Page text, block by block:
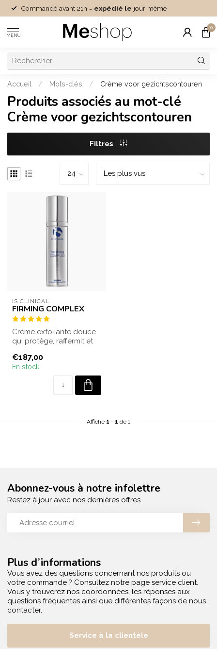
Commandé avant 21h = expédié le jour même
MENU
0
Accueil / Mots-clés / Crème voor gezichtscontouren
Produits associés au mot-clé
Crème voor gezichtscontouren
Filtres
IS CLINICAL
FIRMING COMPLEX
Crème exfoliante douce
qui protège, raffermit et
vieillisse...
€187,00
En stock
Affiche 1 - 1 de 1
Plus d’informations
Vous avez des questions concernant nos produits ou
votre commande ? Consultez notre page service client.
Vous y trouverez nos coordonnées, les réponses aux
questions fréquentes ainsi que différentes façons de nous
contacter.
Service à la clientèle
Abonnez-vous à notre infolettre
Restez à jour avec nos dernières offres